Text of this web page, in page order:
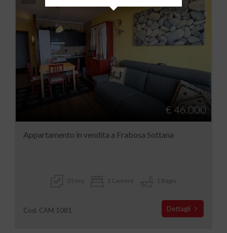
€ 46.000
Appartamento in vendita a Frabosa Sottana
35 mq 1 Camere 1 Bagni
Cod. CAM 1081 Dettagli